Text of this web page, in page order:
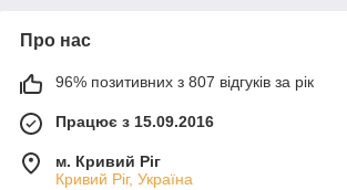
Про нас
96% позитивних з 807 відгуків за рік
Працює з 15.09.2016
м. Кривий Ріг
Кривий Ріг, Україна